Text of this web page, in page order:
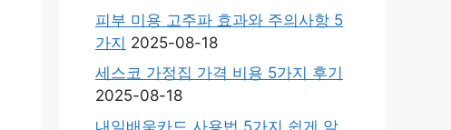
피부 미용 고주파 효과와 주의사항 5
가지 2025-08-18
세스코 가정집 가격 비용 5가지 후기
2025-08-18
내일배움카드 사용법 5가지 쉽게 알